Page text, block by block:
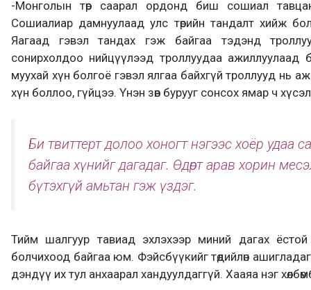
-Монголын төр саарал ордонд биш сошиал
Сошиалиар дамнуулаад улс төрийн тандалт хийж
Яагаад гэвэл тандах гэж байгаа тэдэнд
сонирхолдоо нийцүүлээд троллуудаа
муухай хүн болгоё гэвэл ялгаа байхгүй троллууд нь
хүн боллоо, гүйцээ. Үнэн зөв бурууг сонсох ямар ч
Би твиттерт долоо хоногт нэгээс хоёр удаа
байгаа хүнийг дагадаг. Өдөрт арав хорин
бүтэхгүй амьтан гэж үздэг.
Тийм шалгуур тавиад эхлэхээр миний дагах ёстой
болчихоод байгаа юм. Фэйсбүүкийг төдийлөн
дэндүү их тул анхаарал хандуулдаггүй. Хааяа нэг